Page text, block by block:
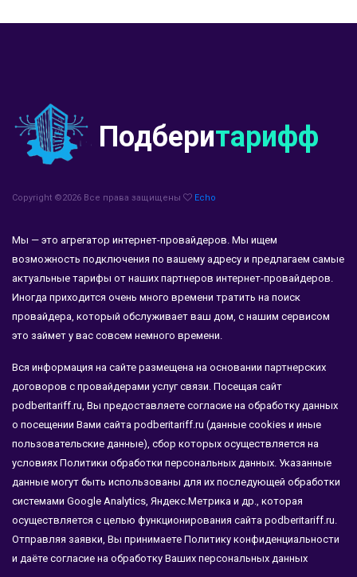
Подберитарифф
Copyright ©2026 Все права защищены Echo
Мы — это агрегатор интернет-провайдеров. Мы ищем
возможность подключения по вашему адресу и предлагаем самые
актуальные тарифы от наших партнеров интернет-провайдеров.
Иногда приходится очень много времени тратить на поиск
провайдера, который обслуживает ваш дом, с нашим сервисом
это займет у вас совсем немного времени.
Вся информация на сайте размещена на основании партнерских
договоров с провайдерами услуг связи. Посещая сайт
podberitariff.ru, Вы предоставляете согласие на обработку данных
о посещении Вами сайта podberitariff.ru (данные cookies и иные
пользовательские данные), сбор которых осуществляется на
условиях Политики обработки персональных данных. Указанные
данные могут быть использованы для их последующей обработки
системами Google Analytics, Яндекс.Метрика и др., которая
осуществляется с целью функционирования сайта podberitariff.ru.
Отправляя заявки, Вы принимаете Политику конфиденциальности
и даёте согласие на обработку Ваших персональных данных